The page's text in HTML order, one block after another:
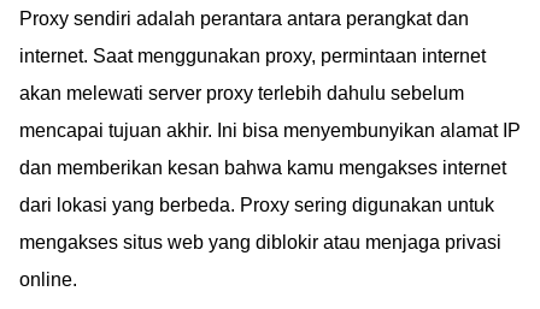
Proxy sendiri adalah perantara antara perangkat dan
internet. Saat menggunakan proxy, permintaan internet
akan melewati server proxy terlebih dahulu sebelum
mencapai tujuan akhir. Ini bisa menyembunyikan alamat IP
dan memberikan kesan bahwa kamu mengakses internet
dari lokasi yang berbeda. Proxy sering digunakan untuk
mengakses situs web yang diblokir atau menjaga privasi
online.